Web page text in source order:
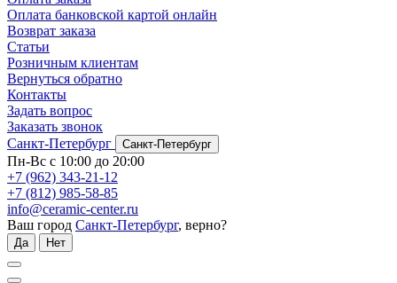
Оплата банковской картой онлайн
Возврат заказа
Статьи
Розничным клиентам
Вернуться обратно
Контакты
Задать вопрос
Заказать звонок
Санкт-Петербург
Санкт-Петербург
Пн-Вс с 10:00 до 20:00
+7 (962) 343-21-12
+7 (812) 985-58-85
info@ceramic-center.ru
Ваш город Санкт-Петербург, верно?
Да Нет